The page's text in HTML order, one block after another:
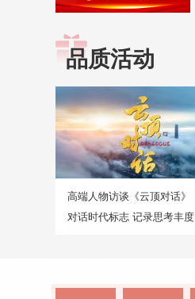
品质活动
高端人物访谈《云顶对话》
对话时代标志 记录思考丰度